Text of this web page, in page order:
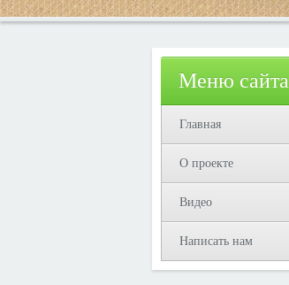
Меню сайта
Главная
О проекте
Видео
Написать нам